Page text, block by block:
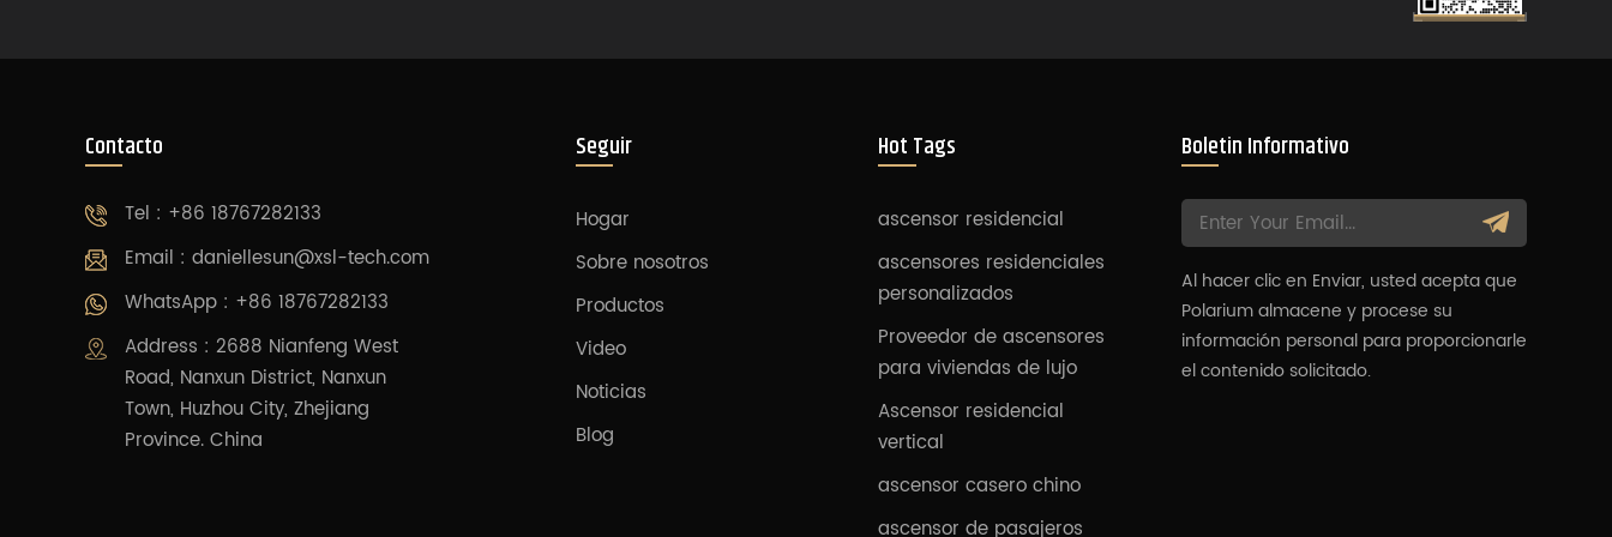
Contacto
Tel : +86 18767282133
Email : daniellesun@xsl-tech.com
WhatsApp : +86 18767282133
Address : 2688 Nianfeng West
Road, Nanxun District, Nanxun
Town, Huzhou City, Zhejiang
Province. China
Seguir
Hogar
Sobre nosotros
Productos
Video
Noticias
Blog
Hot Tags
ascensor residencial
ascensores residenciales
personalizados
Proveedor de ascensores
para viviendas de lujo
Ascensor residencial
vertical
ascensor casero chino
ascensor de pasajeros
Boletin Informativo
Al hacer clic en Enviar, usted acepta que
Polarium almacene y procese su
información personal para proporcionarle
el contenido solicitado.